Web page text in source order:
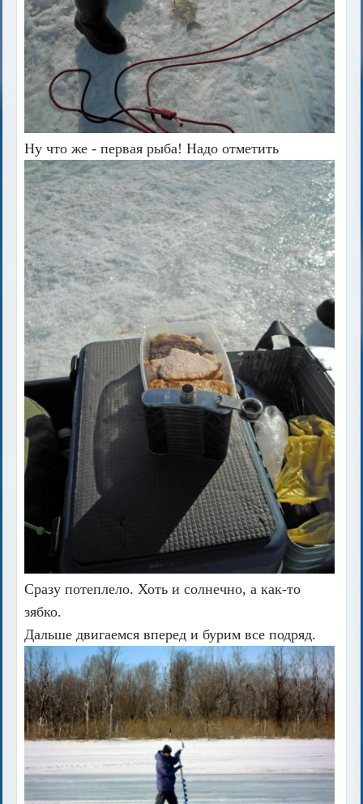
Ну что же - первая рыба! Надо отметить
Сразу потеплело. Хоть и солнечно, а как-то
зябко.
Дальше двигаемся вперед и бурим все подряд.